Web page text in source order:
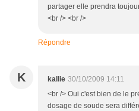
partager elle prendra
<br /> <br />
Répondre
K kallie 30/10/2009 14:11
<br /> Oui c'est bien de le
dosage de soude sera